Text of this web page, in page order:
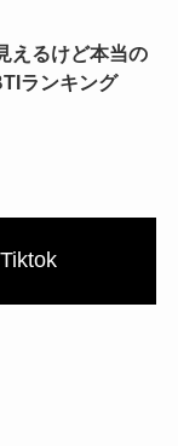
えるけど本当の
ランキング
Tiktok